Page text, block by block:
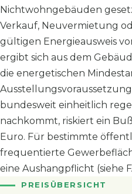
Nichtwohngebäuden
Verkauf, Neuvermietung
gültigen Energieausweis
ergibt sich aus dem
die energetischen
bundesweit einheitlich
nachkommt, riskiert ein
Euro. Für bestimmte
frequentierte
eine Aushangpflicht (siehe
PREISÜBERSICHT